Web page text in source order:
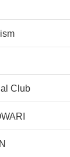
Club